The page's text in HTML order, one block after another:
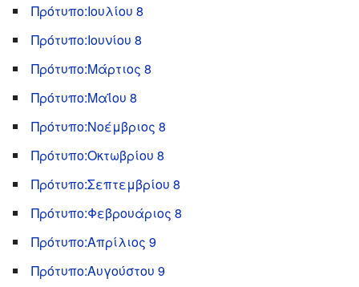
Πρότυπο:Ιουλίου 8
Πρότυπο:Ιουνίου 8
Πρότυπο:Μάρτιος 8
Πρότυπο:Μαΐου 8
Πρότυπο:Νοέμβριος 8
Πρότυπο:Οκτωβρίου 8
Πρότυπο:Σεπτεμβρίου 8
Πρότυπο:Φεβρουάριος 8
Πρότυπο:Απρίλιος 9
Πρότυπο:Αυγούστου 9